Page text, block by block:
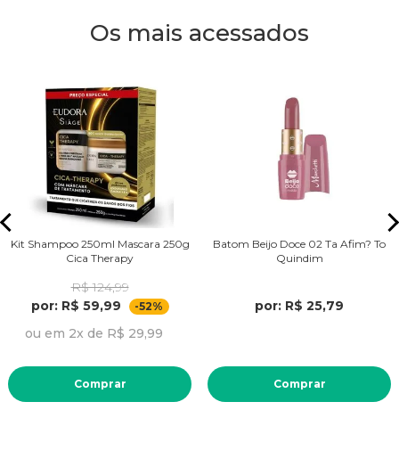
Os mais acessados
Kit Shampoo 250ml Mascara 250g
Cica Therapy
R$ 124,99
por: R$ 59,99
-52%
ou em 2x de R$ 29,99
Comprar
Batom Beijo Doce 02 Ta Afim? To
Quindim
por: R$ 25,79
Comprar